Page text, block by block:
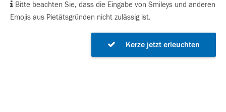
Bitte beachten Sie, dass die Eingabe von Smileys und anderen
Emojis aus Pietätsgründen nicht zulässig ist.
Kerze jetzt erleuchten